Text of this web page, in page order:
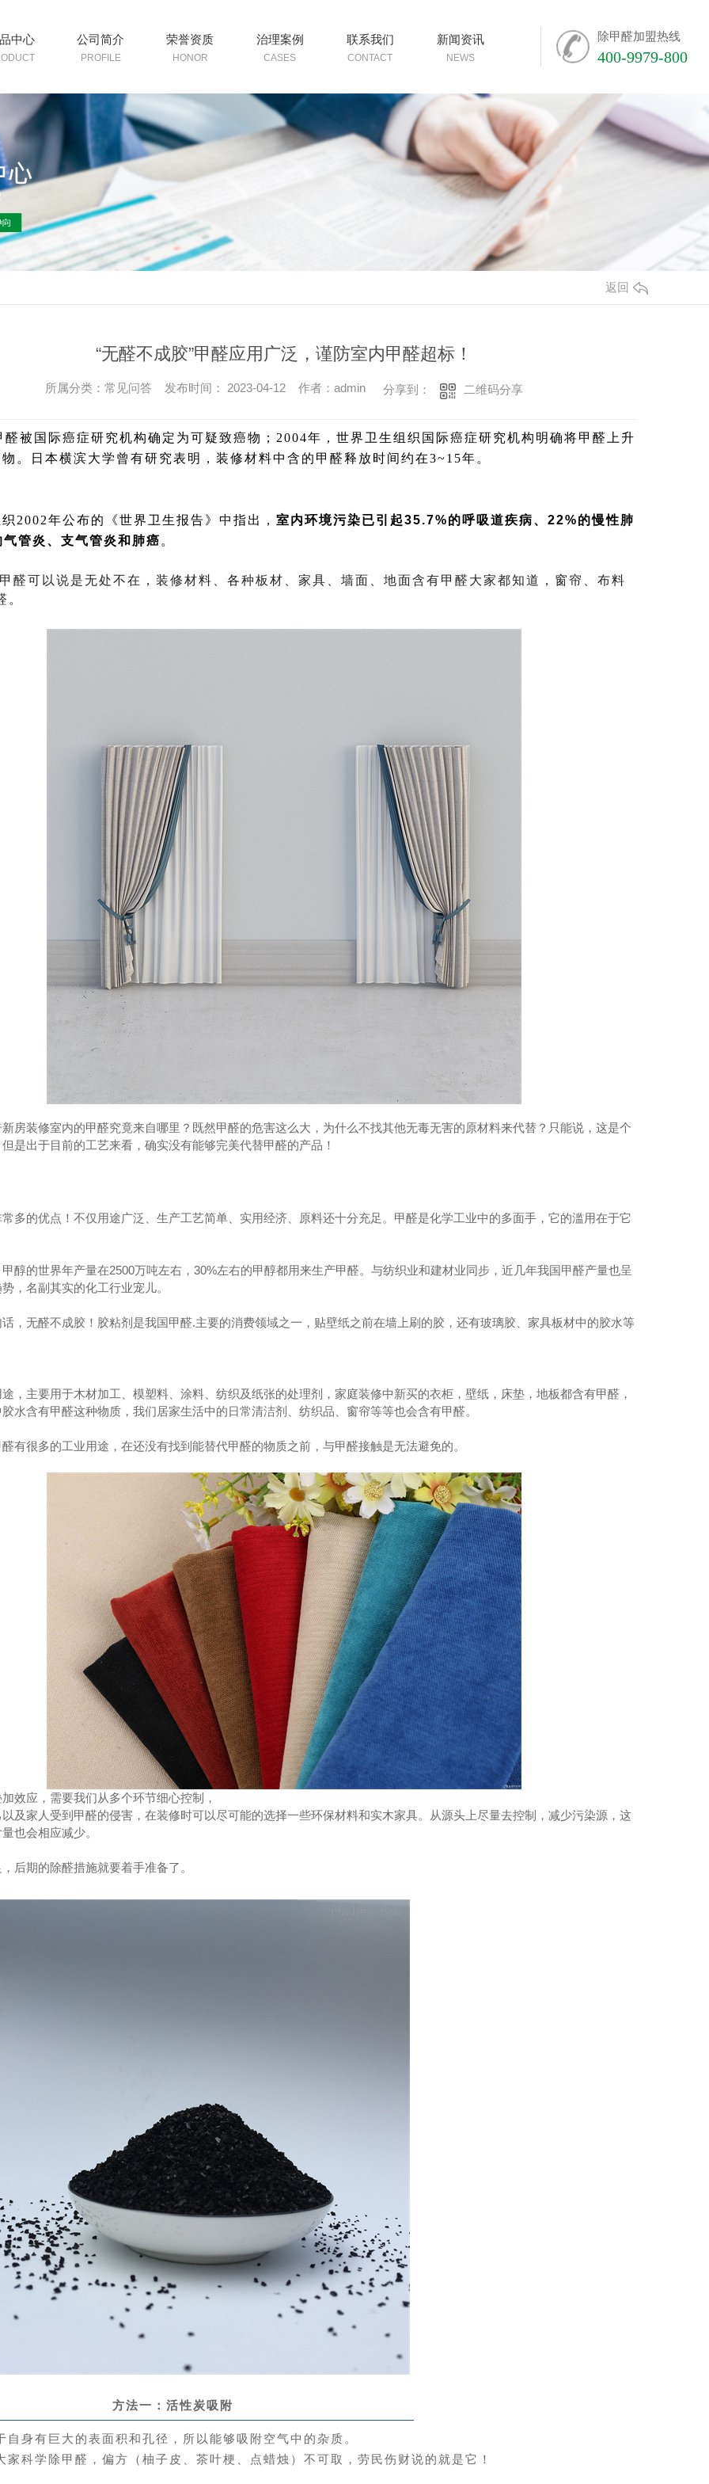
除甲醛加盟热线
400-9979-800
中心 公司简介
PROFILE
荣誉资质
HONOR
治理案例
CASES
联系我们
CONTACT
新闻资讯
NEWS
返回
高温熏蒸液 纳米光触媒
“无醛不成胶”甲醛应用广泛，谨防室内甲醛超标！
所属分类：常见问答 发布时间： 2023-04-12 作者：admin 分享到： 二维码分享
醛被国际癌症研究机构确定为可疑致癌物；2004年，世界卫生组织国际癌症研究机构明确将甲醛上升
。日本横滨大学曾有研究表明，装修材料中含的甲醛释放时间约在3~15年。
2002年公布的《世界卫生报告》中指出，室内环境污染已引起35.7%的呼吸道疾病、22%的慢性肺
管炎、支气管炎和肺癌 。
醛可以说是无处不在，装修材料、各种板材、家具、墙面、地面含有甲醛大家都知道，窗帘、布料
。
房装修室内的甲醛究竟来自哪里？既然甲醛的危害这么大，为什么不找其他无毒无害的原材料来代替？只能说，这是个
是出于目前的工艺来看，确实没有能够完美代替甲醛的产品！
多的优点！不仅用途广泛、生产工艺简单、实用经济、原料还十分充足。甲醛是化学工业中的多面手，它的滥用在于它
醇的世界年产量在2500万吨左右，30%左右的甲醇都用来生产甲醛。与纺织业和建材业同步，近几年我国甲醛产量也呈
，名副其实的化工行业宠儿。
，无醛不成胶！胶粘剂是我国甲醛.主要的消费领域之一，贴壁纸之前在墙上刷的胶，还有玻璃胶、家具板材中的胶水等
，主要用于木材加工、模塑料、涂料、纺织及纸张的处理剂，家庭装修中新买的衣柜，壁纸，床垫，地板都含有甲醛，
水含有甲醛这种物质，我们居家生活中的日常清洁剂、纺织品、窗帘等等也会含有甲醛。
有很多的工业用途，在还没有找到能替代甲醛的物质之前，与甲醛接触是无法避免的。
效应，需要我们从多个环节细心控制，
及家人受到甲醛的侵害，在装修时可以尽可能的选择一些环保材料和实木家具。从源头上尽量去控制，减少污染源，这
也会相应减少。
后期的除醛措施就要着手准备了。
方法一：活性炭吸附
自身有巨大的表面积和孔径，所以能够吸附空气中的杂质。
家科学除甲醛，偏方（柚子皮、茶叶梗、点蜡烛）不可取，劳民伤财说的就是它！